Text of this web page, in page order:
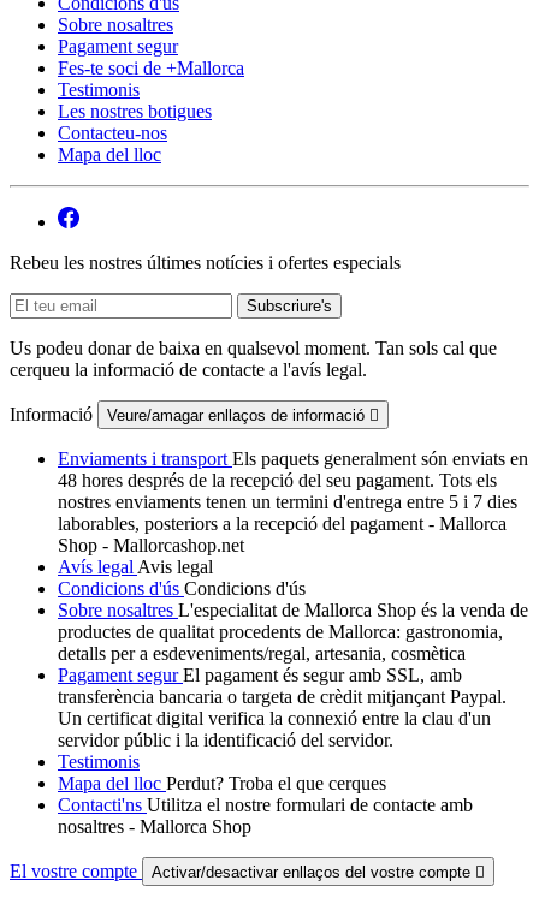
Sobre nosaltres
Pagament segur
Fes-te soci de +Mallorca
Testimonis
Les nostres botigues
Contacteu-nos
Mapa del lloc
Rebeu les nostres últimes notícies i ofertes especials
Us podeu donar de baixa en qualsevol moment. Tan sols cal que
cerqueu la informació de contacte a l'avís legal.
Informació Veure/amagar enllaços de informació 
Enviaments i transport Els paquets generalment són enviats en
48 hores després de la recepció del seu pagament. Tots els
nostres enviaments tenen un termini d'entrega entre 5 i 7 dies
laborables, posteriors a la recepció del pagament - Mallorca
Shop - Mallorcashop.net
Avís legal Avis legal
Condicions d'ús Condicions d'ús
Sobre nosaltres L'especialitat de Mallorca Shop és la venda de
productes de qualitat procedents de Mallorca: gastronomia,
detalls per a esdeveniments/regal, artesania, cosmètica
Pagament segurEl pagament és segur amb SSL, amb
transferència bancaria o targeta de crèdit mitjançant Paypal.
Un certificat digital verifica la connexió entre la clau d'un
servidor públic i la identificació del servidor.
Testimonis
Mapa del lloc Perdut? Troba el que cerques
Contacti'ns Utilitza el nostre formulari de contacte amb
nosaltres - Mallorca Shop
El vostre compte Activar/desactivar enllaços del vostre compte 